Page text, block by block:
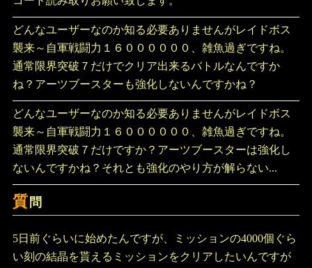
どんなユーザーなのか知る必要ありませんがレイドボス
襲来～自軍戦闘力１６００００００、雑魚過ぎですね。
通常限界突破７だけでクリア出来るバトルなんですか
ね？アーツブースターも強化しないんですかね？
どんなユーザーなのか知る必要ありませんがレイドボス
襲来～自軍戦闘力１６００００００、雑魚過ぎですね。
通常限界突破７だけですか？アーツブースターは強化し
ないんですかね？それとも強化のやり方が解らない...
質 問
5日前ぐらいに始めたんですが、ミッションの4000個ぐら
い刻の結晶を貰えるミッションをクリアしたいんですが